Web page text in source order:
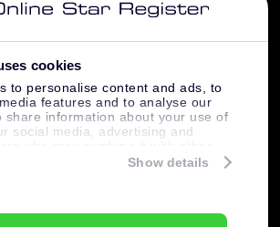
cookies
to personalise content and ads, to
features and to analyse our
share information about your use of
social media, advertising and
you’ve provided to them or that
Show details